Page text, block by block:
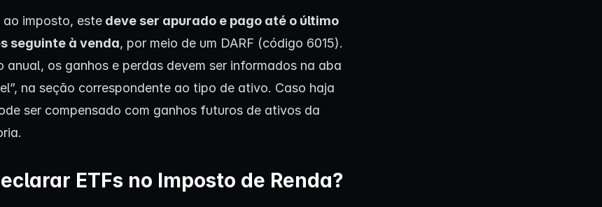
imposto, este deve ser apurado e pago até o último
seguinte à venda, por meio de um DARF (código 6015).
anual, os ganhos e perdas devem ser informados na aba
na seção correspondente ao tipo de ativo. Caso haja
ser compensado com ganhos futuros de ativos da
ETFs no Imposto de Renda?